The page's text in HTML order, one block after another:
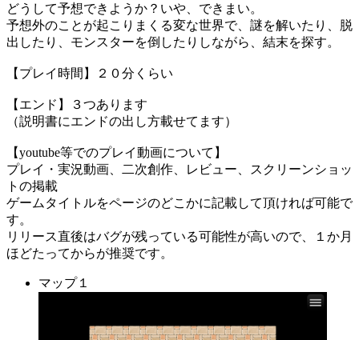
どうして予想できようか？いや、できまい。
予想外のことが起こりまくる変な世界で、謎を解いたり、脱
出したり、モンスターを倒したりしながら、結末を探す。
【プレイ時間】２０分くらい
【エンド】３つあります
（説明書にエンドの出し方載せてます）
【youtube等でのプレイ動画について】
プレイ・実況動画、二次創作、レビュー、スクリーンショッ
トの掲載
ゲームタイトルをページのどこかに記載して頂ければ可能で
す。
リリース直後はバグが残っている可能性が高いので、１か月
ほどたってからが推奨です。
マップ１